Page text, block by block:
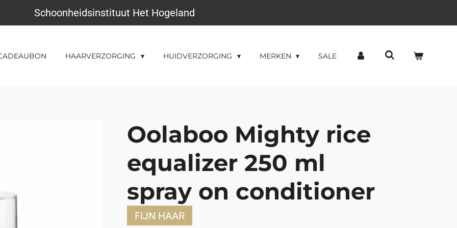
Schoonheidsinstituut Het Hogeland
HAARVERZORGING HUIDVERZORGING MERKEN SALE
Oolaboo Mighty rice
equalizer 250 ml
spray on conditioner
FIJN HAAR